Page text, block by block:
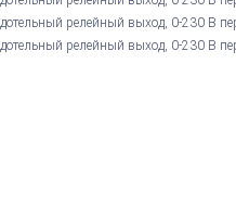
релейный выход, 0-230 В
релейный выход, 0-230 В